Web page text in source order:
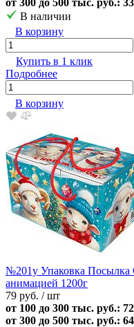
от 300 до 500 тыс. руб.:
В наличии
В корзину
Купить в 1 клик
Подробнее
В корзину
№201у Упаковка Посылка
анимацией 1200г
79 руб. / шт
от 100 до 300 тыс. руб.:
от 300 до 500 тыс. руб.: